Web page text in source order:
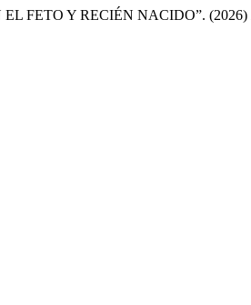
FETO Y RECIÉN NACIDO”. (2026)